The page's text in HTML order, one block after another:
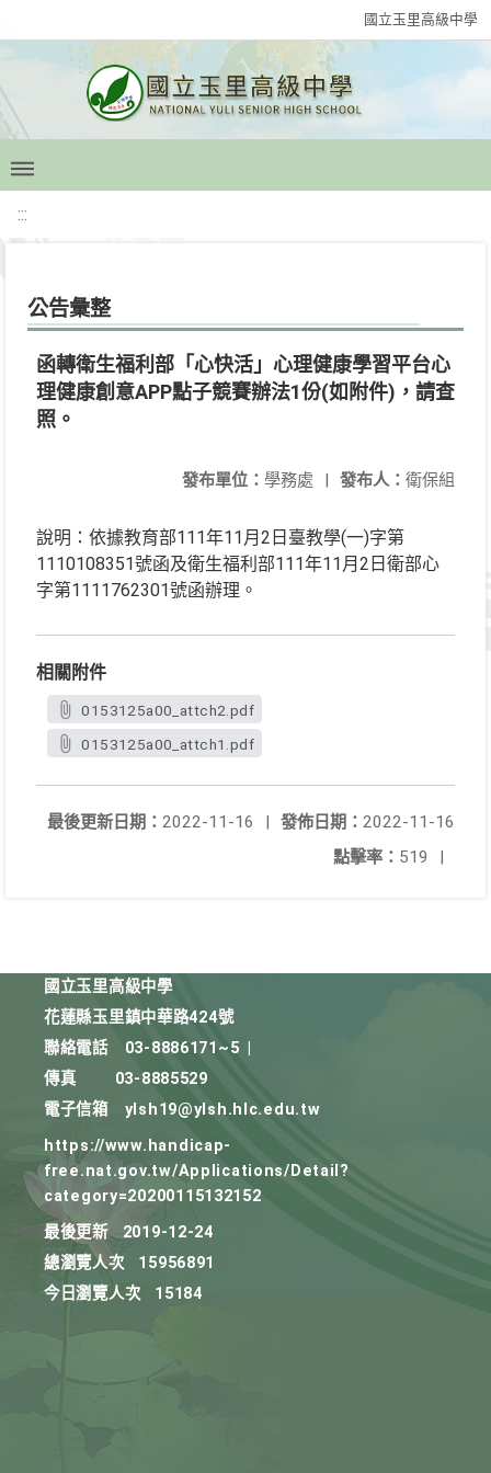
國立玉里高級中學
:::
公告彙整
函轉衛生福利部「心快活」心理健康學習平台心
理健康創意APP點子競賽辦法1份(如附件)，請查
照。
發布人： 衛保組
發布單位： 學務處 |
說明：依據教育部111年11月2日臺教學(一)字第
1110108351號函及衛生福利部111年11月2日衛部心
字第1111762301號函辦理。
相關附件
0153125a00_attch2.pdf
0153125a00_attch1.pdf
發佈日期： 2022-11-16
最後更新日期： 2022-11-16
|
點擊率： 519 |
國立玉里高級中學
花蓮縣玉里鎮中華路424號
聯絡電話
03-8886171~5
傳真
03-8885529
電子信箱
ylsh19@ylsh.hlc.edu.tw
https://www.handicap-
free.nat.gov.tw/Applications/Detail?
category=20200115132152
最後更新
2019-12-24
總瀏覽人次
15956891
今日瀏覽人次
15184